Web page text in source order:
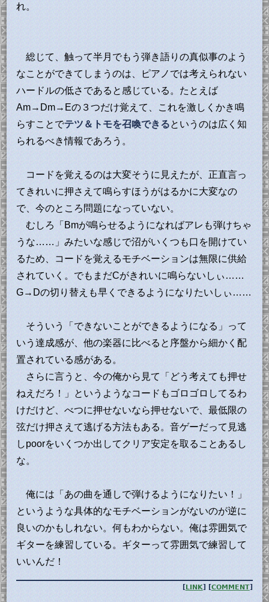
れ。
総じて、触って半月でもう弾き語りの真似事のよう
なことができてしまうのは、ピアノでは考えられない
ハードルの低さであると感じている。たとえば
Am→Dm→Eの３つだけ覚えて、これを激しくかき鳴
らすことでテツ＆トモを召喚できるというのは広く知
られるべき情報であろう。
コードを覚えるのは大変そうに見えたが、正直言っ
てきれいに押さえて鳴らすほうがはるかに大変なの
で、今のところ問題になっていない。
むしろ「Bmが鳴らせるようになればアレも弾けちゃ
うな……」みたいな感じで沼がいくつも口を開けてい
るため、コードを覚えるモチベーションは無限に供給
されていく。でもまだCがきれいに鳴らないしぃ……
G→Dの切り替えも早くできるようになりたいしぃ……
そういう「できないことができるようになる」って
いう達成感が、他の楽器に比べると序盤から細かく配
置されている感がある。
さらに言うと、今の俺から見て「どう考えても押せ
ねえだろ！」というようなコードもゴロゴロしてるわ
けだけど、べつに押せないなら押せないで、最低限の
弦だけ押さえて逃げる方法もある。音ゲーだって見逃
しpoorをいくつか出してクリア安定を取ることあるし
な。
俺には「あの曲を通しで弾けるようになりたい！」
というような具体的なモチベーションがないのが逆に
良いのかもしれない。何もわからない。俺は雰囲気で
ギターを練習している。ギターって雰囲気で練習して
いいんだ！
[LINK ] [COMMENT]